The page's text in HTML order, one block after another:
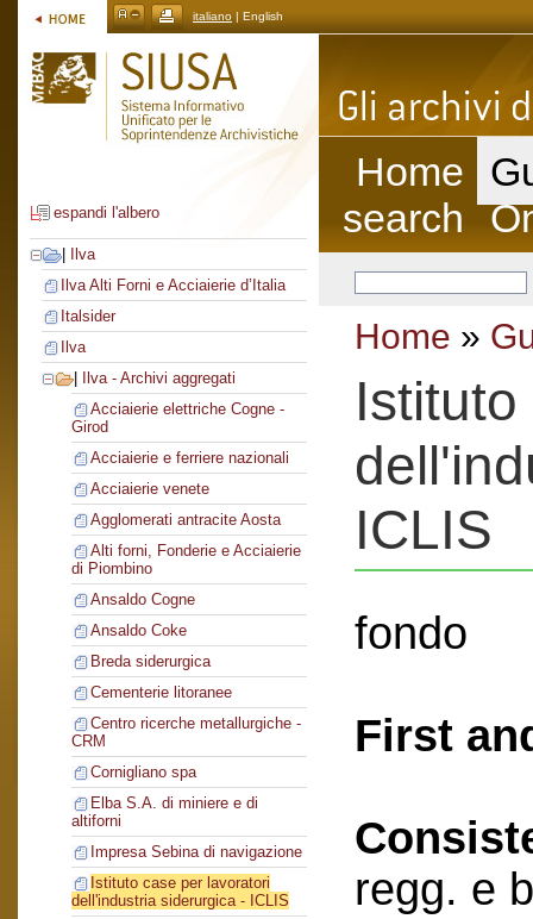
italiano | English
espandi l'albero
Ilva
Ilva Alti Forni e Acciaierie d’Italia
Italsider
Ilva
Ilva - Archivi aggregati
Acciaierie elettriche Cogne -
Girod
Acciaierie e ferriere nazionali
Acciaierie venete
Agglomerati antracite Aosta
Alti forni, Fonderie e Acciaierie
di Piombino
Ansaldo Cogne
Ansaldo Coke
Breda siderurgica
Cementerie litoranee
Centro ricerche metallurgiche -
CRM
Cornigliano spa
Elba S.A. di miniere e di
altiforni
Impresa Sebina di navigazione
Istituto case per lavoratori
dell'industria siderurgica - ICLIS
Home
search
Home »
ICLIS
fondo
First
regg. e